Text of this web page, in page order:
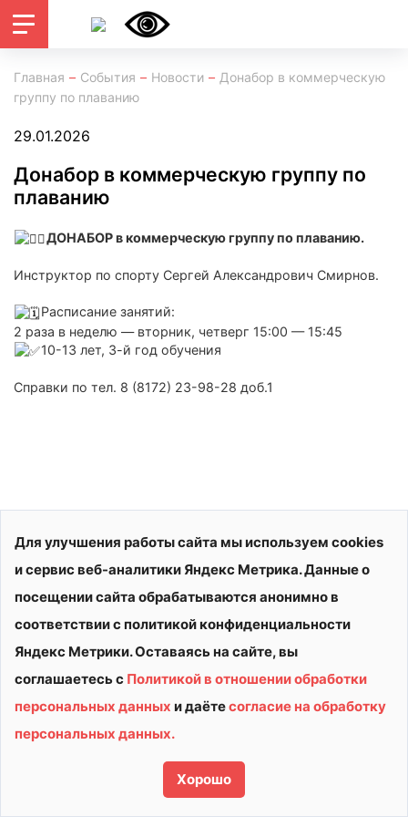
Главная События Новости
Донабор в коммерческую
группу по плаванию
29.01.2026
Донабор в коммерческую группу по
плаванию
ДОНАБОР в коммерческую группу по плаванию.
Инструктор по спорту Сергей Александрович Смирнов.
Расписание занятий:
2 раза в неделю — вторник, четверг 15:00 — 15:45
10-13 лет, 3-й год обучения
Справки по тел. 8 (8172) 23-98-28 доб.1
© 2026 АУ ДО ВО «СШОР «ВИТЯЗЬ»
Политика конфиденциальности
Для улучшения работы сайта мы используем cookies
и сервис веб-аналитики Яндекс Метрика. Данные о
посещении сайта обрабатываются анонимно в
соответствии с политикой конфиденциальности
Яндекс Метрики. Оставаясь на сайте, вы
соглашаетесь с Политикой в отношении обработки
персональных данных и даётесогласие на обработку
персональных данных.
Хорошо